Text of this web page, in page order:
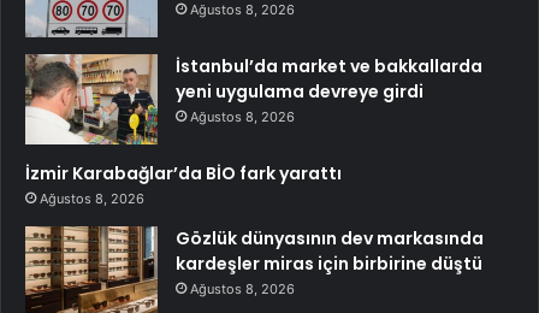
Ağustos 8, 2026
İstanbul’da market ve bakkallarda
yeni uygulama devreye girdi
Ağustos 8, 2026
İzmir Karabağlar’da BİO fark yarattı
Ağustos 8, 2026
Gözlük dünyasının dev markasında
kardeşler miras için birbirine düştü
Ağustos 8, 2026